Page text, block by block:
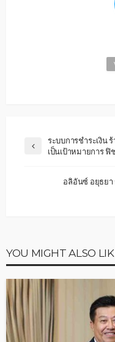
ระบบการชำระเงิน
เป็นเป้าหมายการ ฟิ
อลิอันซ์ อยุธยา
YOU MIGHT ALSO